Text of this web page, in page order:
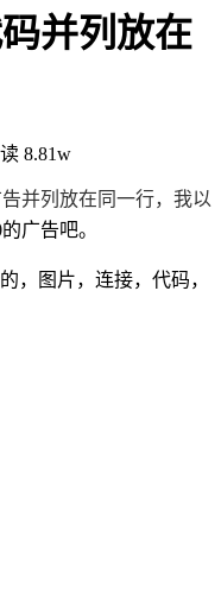
并列放在
8.81w
并列放在同一行，我以
广告吧。
，图片，连接，代码，